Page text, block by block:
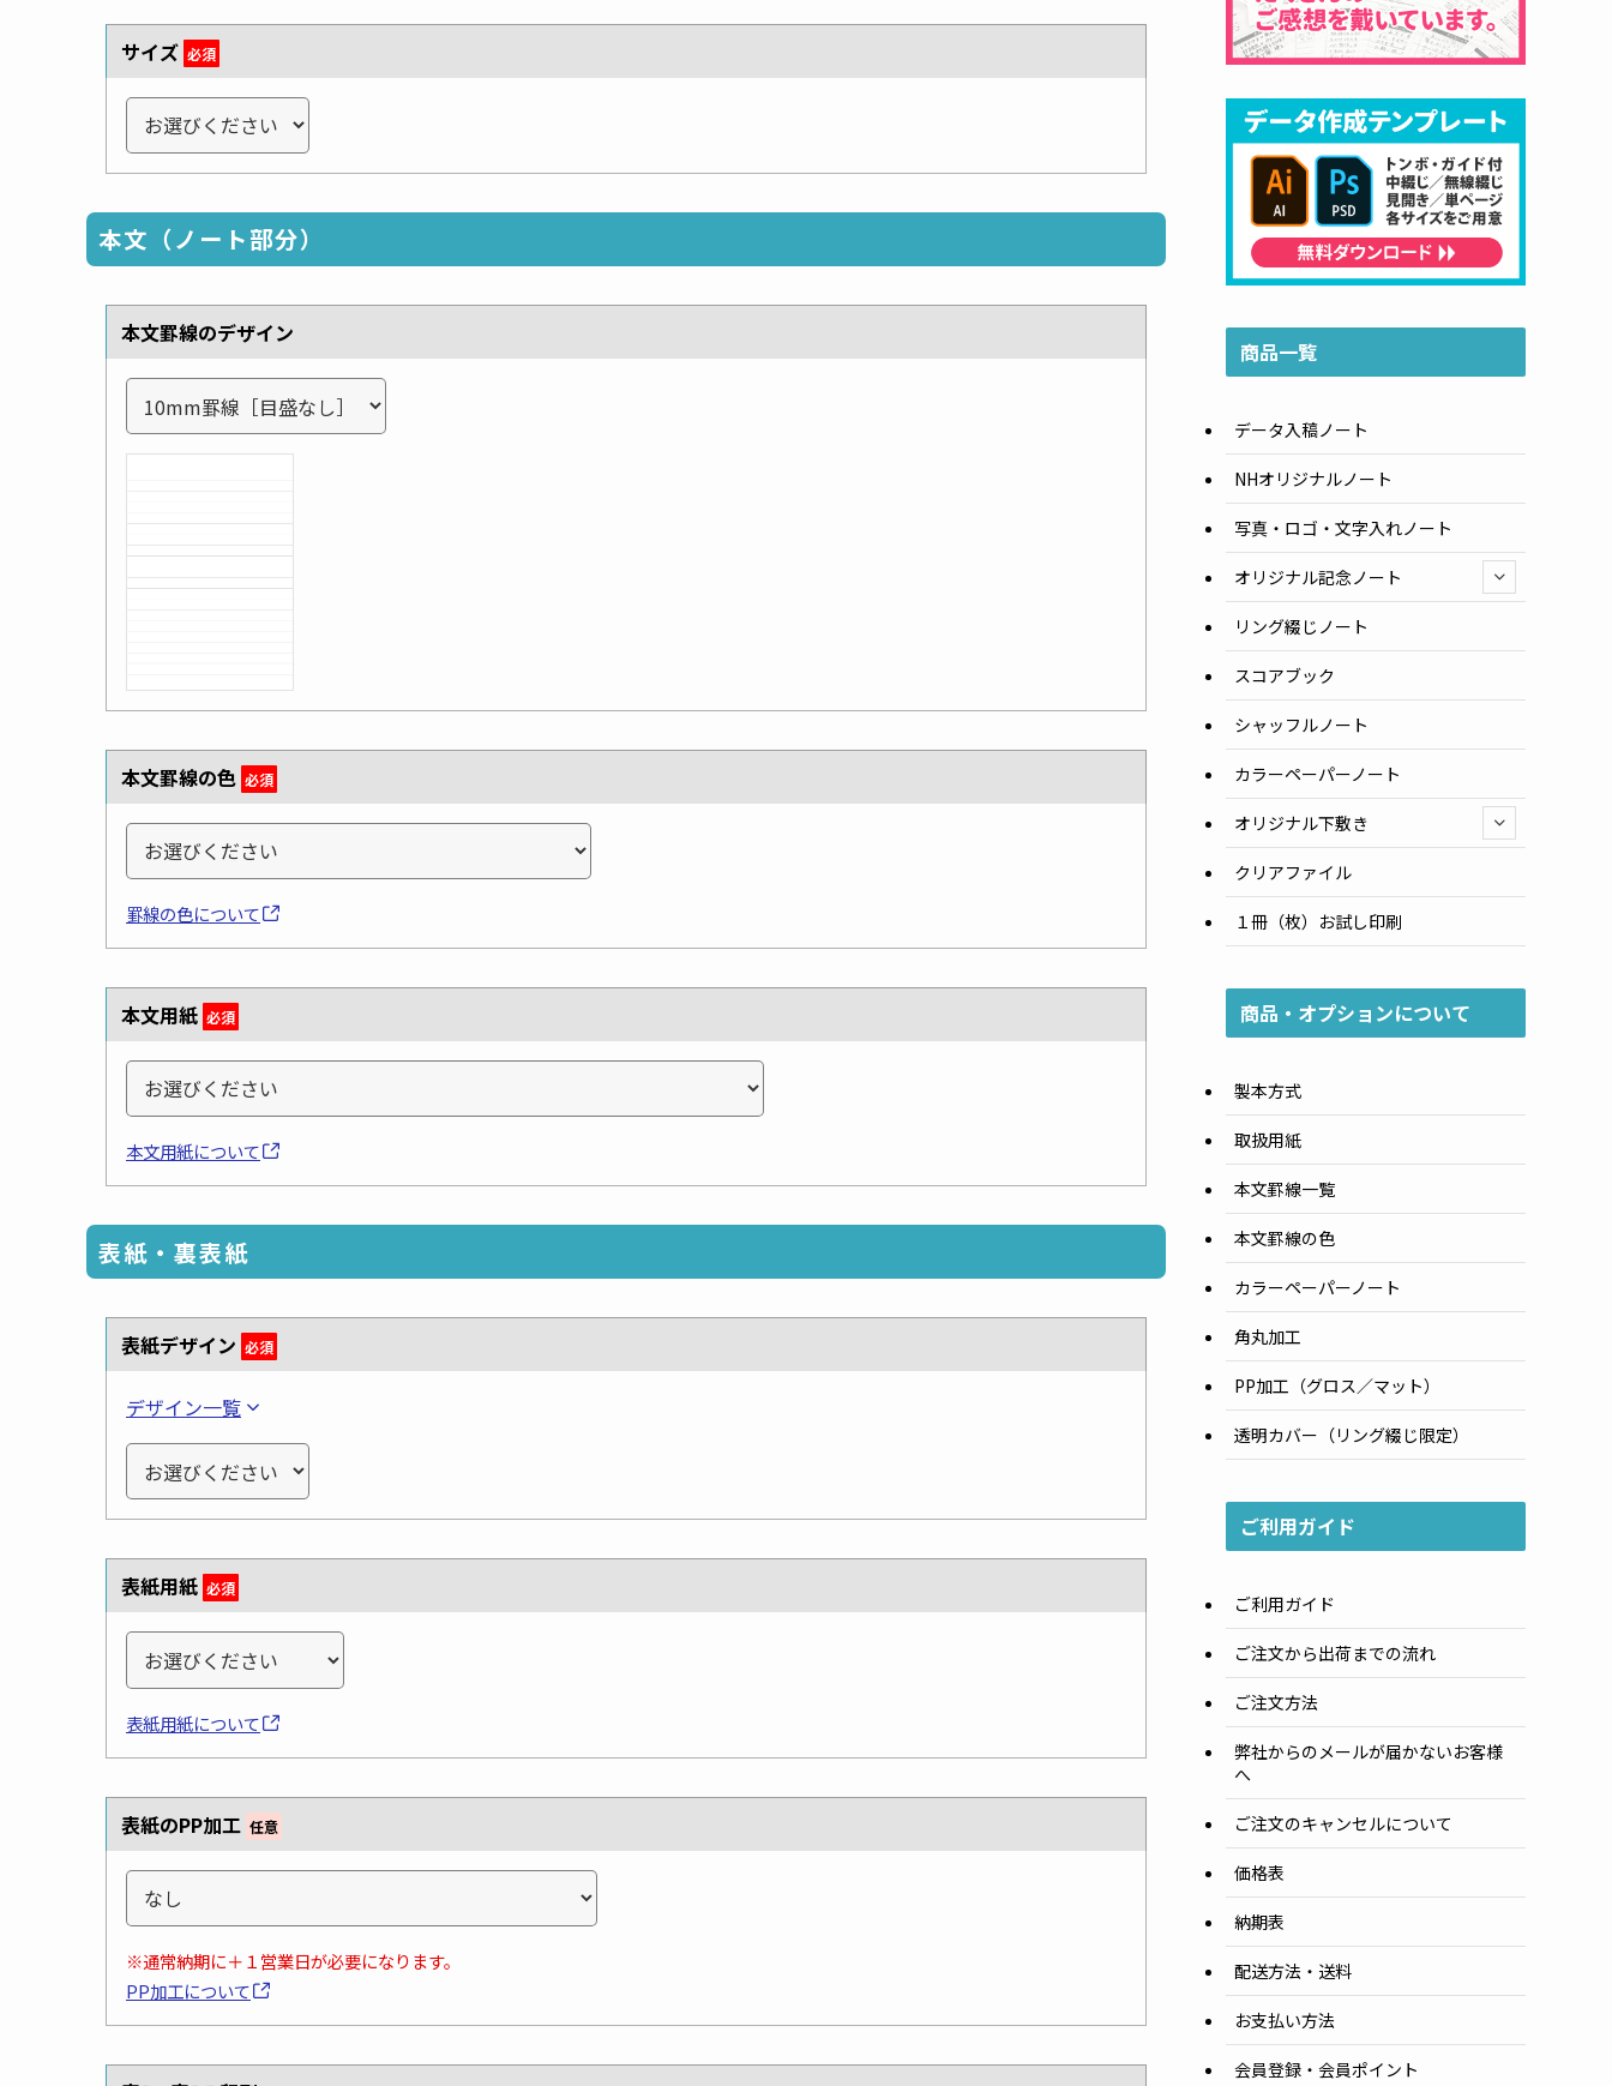
サイズ 必須
本文（ノート部分）
本文罫線のデザイン
本文罫線の色 必須
罫線の色について
本文用紙 必須
本文用紙について
表紙・裏表紙
表紙デザイン 必須
デザイン一覧
表紙用紙 必須
表紙用紙について
表紙のPP加工 任意
※通常納期に＋１営業日が必要になります。
PP加工について
商品一覧
データ入稿ノート
NHオリジナルノート
写真・ロゴ・文字入れノート
オリジナル記念ノート
リング綴じノート
スコアブック
シャッフルノート
カラーペーパーノート
オリジナル下敷き
クリアファイル
１冊（枚）お試し印刷
商品・オプションについて
製本方式
取扱用紙
本文罫線一覧
本文罫線の色
カラーペーパーノート
角丸加工
PP加工（グロス／マット）
透明カバー（リング綴じ限定）
ご利用ガイド
ご利用ガイド
ご注文から出荷までの流れ
ご注文方法
弊社からのメールが届かないお客様
へ
ご注文のキャンセルについて
価格表
納期表
配送方法・送料
お支払い方法
会員登録・会員ポイント